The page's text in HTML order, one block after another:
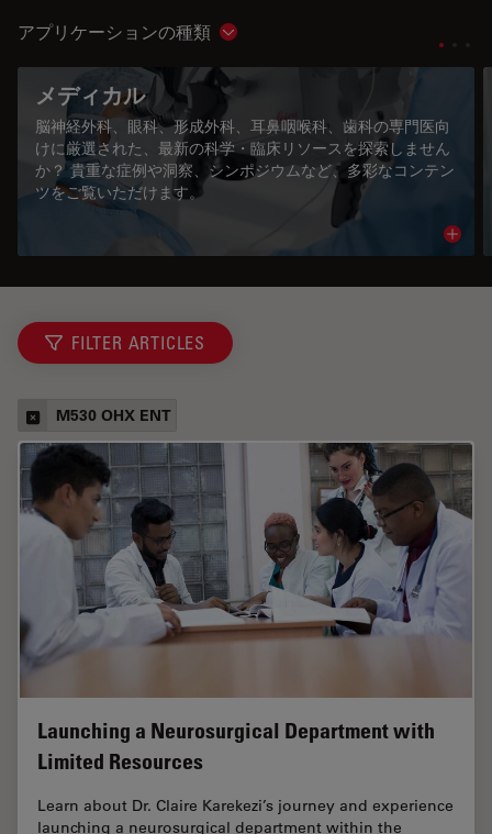
アプリケーションの種類 Show subnavigation
メディカル
脳神経外科、眼科、形成外科、耳鼻咽喉科、歯科の専門医向
けに厳選された、最新の科学・臨床リソースを探索しません
か？ 貴重な症例や洞察、シンポジウムなど、多彩なコンテン
ツをご覧いただけます。
FILTER ARTICLES
M530 OHX ENT
Launching a Neurosurgical Department with
Limited Resources
Learn about Dr. Claire Karekezi’s journey and experience
launching a neurosurgical department within the